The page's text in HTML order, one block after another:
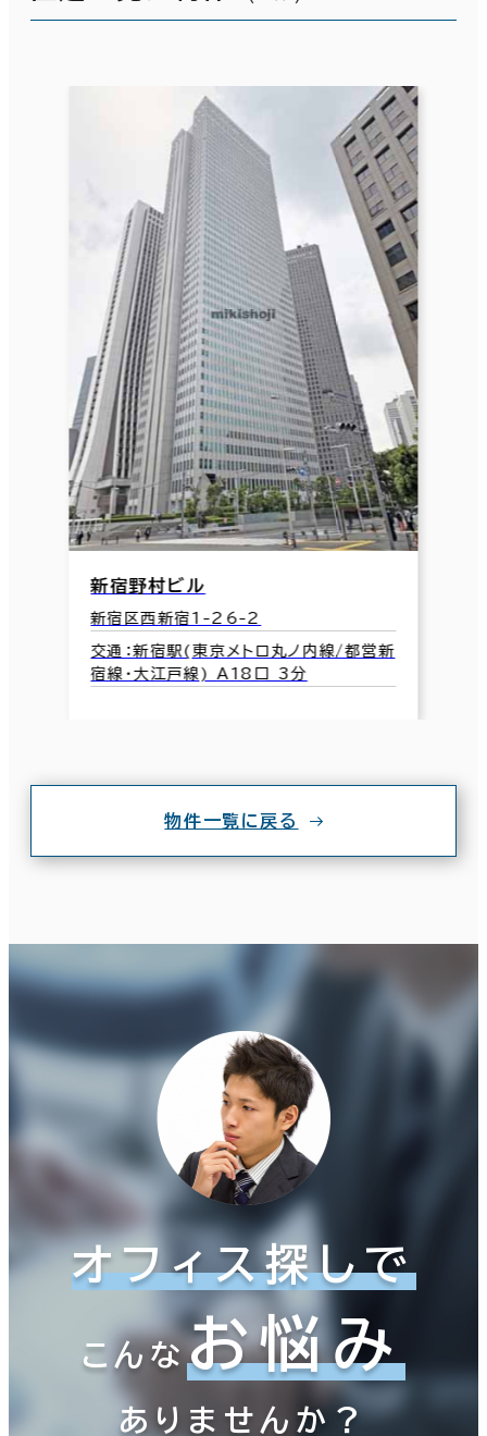
新宿野村ビル
新宿区西新宿1-26-2
交通：新宿駅(東京メトロ丸ノ内線/都営新
宿線･大江戸線) A18口 3分
物件一覧に戻る
オフィス探しで
こんなお悩み
ありませんか？